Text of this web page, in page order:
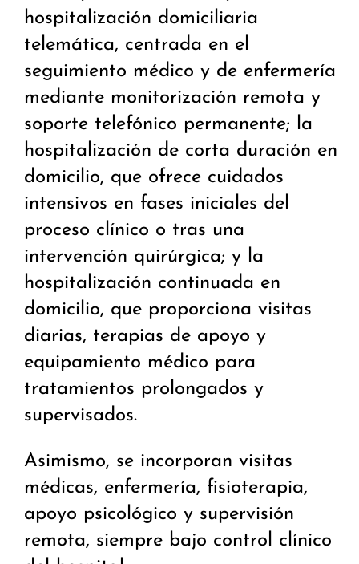
hospitalización domiciliaria
telemática, centrada en el
seguimiento médico y de enfermería
mediante monitorización remota y
soporte telefónico permanente; la
hospitalización de corta duración en
domicilio, que ofrece cuidados
intensivos en fases iniciales del
proceso clínico o tras una
intervención quirúrgica; y la
hospitalización continuada en
domicilio, que proporciona visitas
diarias, terapias de apoyo y
equipamiento médico para
tratamientos prolongados y
supervisados.
Asimismo, se incorporan visitas
médicas, enfermería, fisioterapia,
apoyo psicológico y supervisión
remota, siempre bajo control clínico